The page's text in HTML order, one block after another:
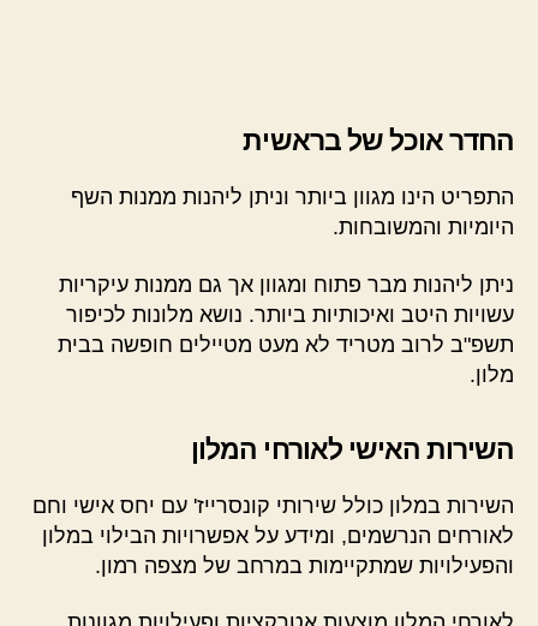
החדר אוכל של בראשית
התפריט הינו מגוון ביותר וניתן ליהנות ממנות השף
היומיות והמשובחות.
ניתן ליהנות מבר פתוח ומגוון אך גם ממנות עיקריות
עשויות היטב ואיכותיות ביותר. נושא מלונות לכיפור
תשפ"ב לרוב מטריד לא מעט מטיילים חופשה בבית
מלון.
השירות האישי לאורחי המלון
השירות במלון כולל שירותי קונסרייז' עם יחס אישי וחם
לאורחים הנרשמים, ומידע על אפשרויות הבילוי במלון
והפעילויות שמתקיימות במרחב של מצפה רמון.